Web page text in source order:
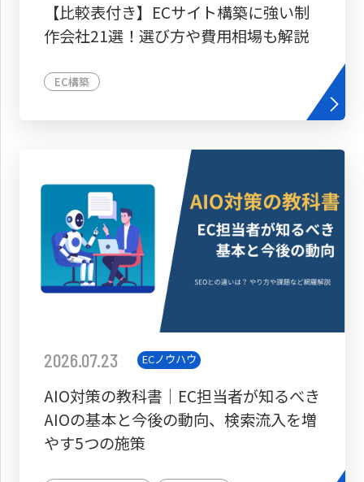
【比較表付き】ECサイト構築に強い制
作会社21選！選び方や費用相場も解説
EC構築
2026.07.23 ECノウハウ
AIO対策の教科書│EC担当者が知るべき
AIOの基本と今後の動向、検索流入を増
やす5つの施策